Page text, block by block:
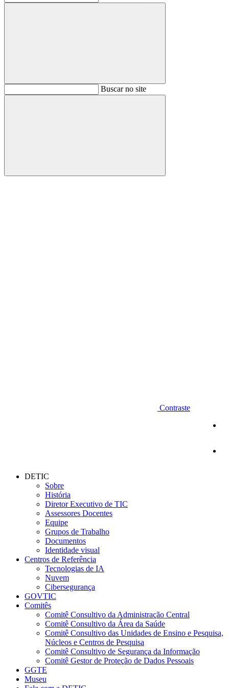
BuscarBuscar no site
Buscar
Contraste
DETIC
Sobre
História
Diretor Executivo de TIC
Assessores Docentes
Equipe
Grupos de Trabalho
Documentos
Identidade visual
Centros de Referência
Tecnologias de IA
Nuvem
Cibersegurança
GOVTIC
Comitês
Comitê Consultivo da Administração Central
Comitê Consultivo da Área da Saúde
Comitê Consultivo das Unidades de Ensino e Pesquisa,
Núcleos e Centros de Pesquisa
Comitê Consultivo de Segurança da Informação
Comitê Gestor de Proteção de Dados Pessoais
GGTE
Museu